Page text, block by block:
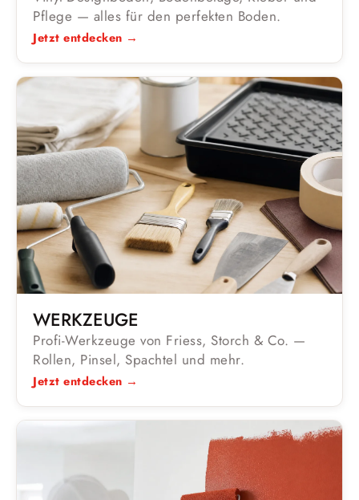
Pflege — alles für den perfekten Boden.
Jetzt entdecken →
WERKZEUGE
Profi-Werkzeuge von Friess, Storch & Co. —
Rollen, Pinsel, Spachtel und mehr.
Jetzt entdecken →